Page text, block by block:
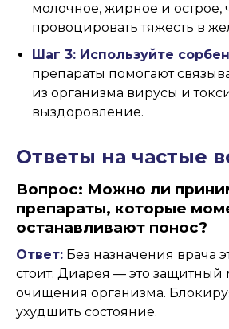
молочное, жирное и острое,
провоцировать тяжесть в
Шаг 3: Используйте
препараты помогают
из организма вирусы и
выздоровление.
Ответы на частые
Вопрос: Можно ли
препараты, которые
останавливают понос?
Ответ: Без назначения врача
стоит. Диарея — это защитный
очищения организма.
ухудшить состояние.